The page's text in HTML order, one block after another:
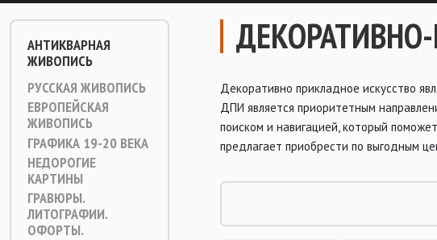
АНТИКВАРНАЯ
ЖИВОПИСЬ
РУССКАЯ ЖИВОПИСЬ
ЕВРОПЕЙСКАЯ
ЖИВОПИСЬ
ГРАФИКА 19-20 ВЕКА
НЕДОРОГИЕ
КАРТИНЫ
ГРАВЮРЫ.
ЛИТОГРАФИИ.
ОФОРТЫ.
Декоративно прикладное искусство
ДПИ является приоритетным
поиском и навигацией, который
предлагает приобрести по выгодным